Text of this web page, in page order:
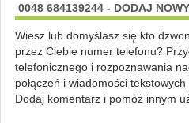
0048 684139244 - DODAJ
Wiesz lub domyślasz się kto
przez Ciebie numer telefonu?
telefonicznego i rozpoznawania
połączeń i wiadomości tekstowych
Dodaj komentarz i pomóż innym